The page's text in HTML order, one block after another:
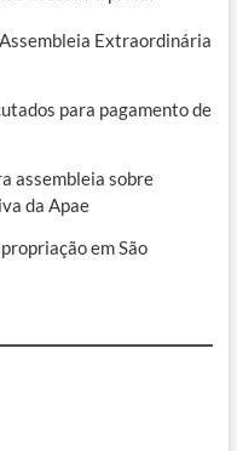
Extraordinária
para pagamento de
assembleia sobre
da Apae
em São